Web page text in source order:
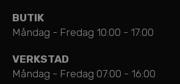
BUTIK
Måndag - Fredag 10:00 - 17:00
VERKSTAD
Måndag - Fredag 07:00 - 16:00